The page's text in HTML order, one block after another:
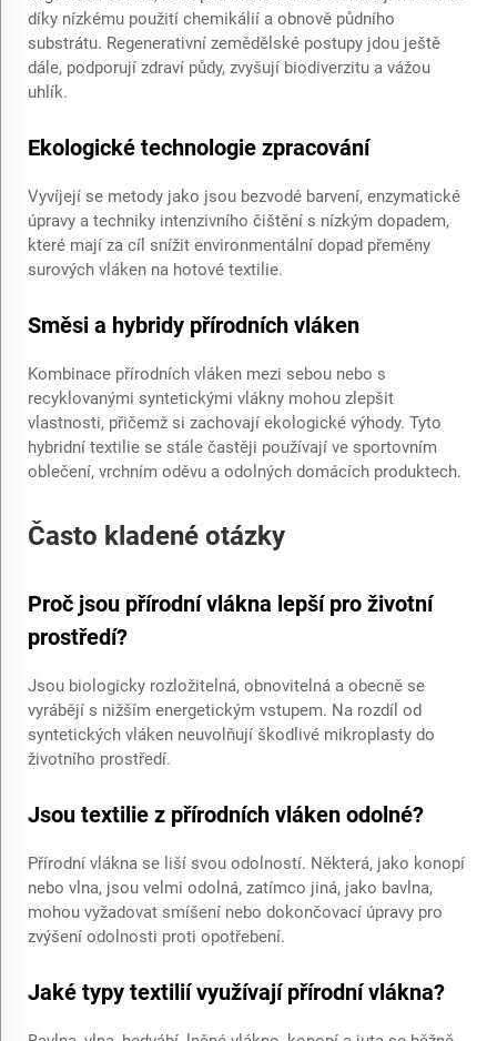
díky nízkému použití chemikálií a obnově půdního
substrátu. Regenerativní zemědělské postupy jdou ještě
dále, podporují zdraví půdy, zvyšují biodiverzitu a vážou
uhlík.
Ekologické technologie zpracování
Vyvíjejí se metody jako jsou bezvodé barvení, enzymatické
úpravy a techniky intenzivního čištění s nízkým dopadem,
které mají za cíl snížit environmentální dopad přeměny
surových vláken na hotové textilie.
Směsi a hybridy přírodních vláken
Kombinace přírodních vláken mezi sebou nebo s
recyklovanými syntetickými vlákny mohou zlepšit
vlastnosti, přičemž si zachovají ekologické výhody. Tyto
hybridní textilie se stále častěji používají ve sportovním
oblečení, vrchním oděvu a odolných domácích produktech.
Často kladené otázky
Proč jsou přírodní vlákna lepší pro životní
prostředí?
Jsou biologicky rozložitelná, obnovitelná a obecně se
vyrábějí s nižším energetickým vstupem. Na rozdíl od
syntetických vláken neuvolňují škodlivé mikroplasty do
životního prostředí.
Jsou textilie z přírodních vláken odolné?
Přírodní vlákna se liší svou odolností. Některá, jako konopí
nebo vlna, jsou velmi odolná, zatímco jiná, jako bavlna,
mohou vyžadovat smíšení nebo dokončovací úpravy pro
zvýšení odolnosti proti opotřebení.
Jaké typy textilií využívají přírodní vlákna?